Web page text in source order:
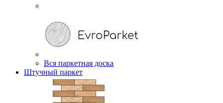
Вся паркетная доска
Штучный паркет